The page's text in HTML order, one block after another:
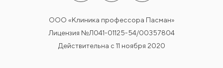
ООО «Клиника профессора Пасман»
Лицензия №Л041-01125-54/00357804
Действительна с 11 ноября 2020